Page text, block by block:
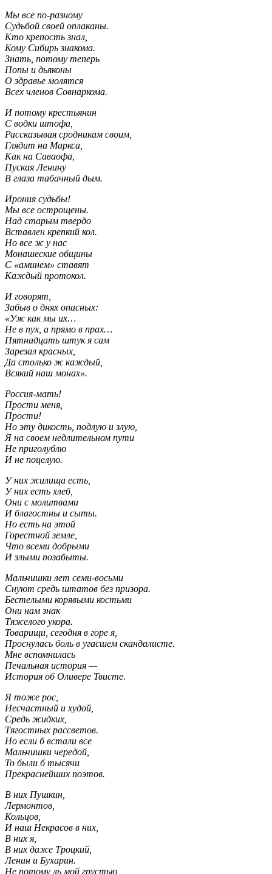
Мы все по-разному
Судьбой своей оплаканы.
Кто крепость знал,
Кому Сибирь знакома.
Знать, потому теперь
Попы и дьяконы
О здравье молятся
Всех членов Совнаркома.
И потому крестьянин
С водки штофа,
Рассказывая сродникам своим,
Глядит на Маркса,
Как на Саваофа,
Пуская Ленину
В глаза табачный дым.
Ирония судьбы!
Мы все острощены.
Над старым твердо
Вставлен крепкий кол.
Но все ж у нас
Монашеские общины
С «аминем» ставят
Каждый протокол.
И говорят,
Забыв о днях опасных:
«Уж как мы их…
Не в пух, а прямо в прах…
Пятнадцать штук я сам
Зарезал красных,
Да столько ж каждый,
Всякий наш монах».
Россия-мать!
Прости меня,
Прости!
Но эту дикость, подлую и злую,
Я на своем недлительном пути
Не приголублю
И не поцелую.
У них жилища есть,
У них есть хлеб,
Они с молитвами
И благостны и сыты.
Но есть на этой
Горестной земле,
Что всеми добрыми
И злыми позабыты.
Мальчишки лет семи-восьми
Снуют средь штатов без призора.
Бестелыми корявыми костьми
Они нам знак
Тяжелого укора.
Товарищи, сегодня в горе я,
Проснулась боль в угасшем скандалисте.
Мне вспомнилась
Печальная история —
История об Оливере Твисте.
Я тоже рос,
Несчастный и худой,
Средь жидких,
Тягостных рассветов.
Но если б встали все
Мальчишки чередой,
То были б тысячи
Прекраснейших поэтов.
В них Пушкин,
Лермонтов,
Кольцов,
И наш Некрасов в них,
В них я,
В них даже Троцкий,
Ленин и Бухарин.
Не потому ль мой грустью